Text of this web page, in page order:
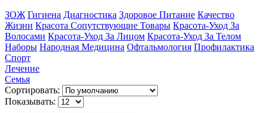
ЗОЖ Гигиена Диагностика Здоровое Питание Качество
Жизни Красота Сопутствующие Товары Красота-Уход За
Волосами Красота-Уход За Лицом Красота-Уход За Телом
Наборы Народная Медицина Офтальмология Профилактика
Спорт
Лечение
Семья
Сортировать:
Показывать: